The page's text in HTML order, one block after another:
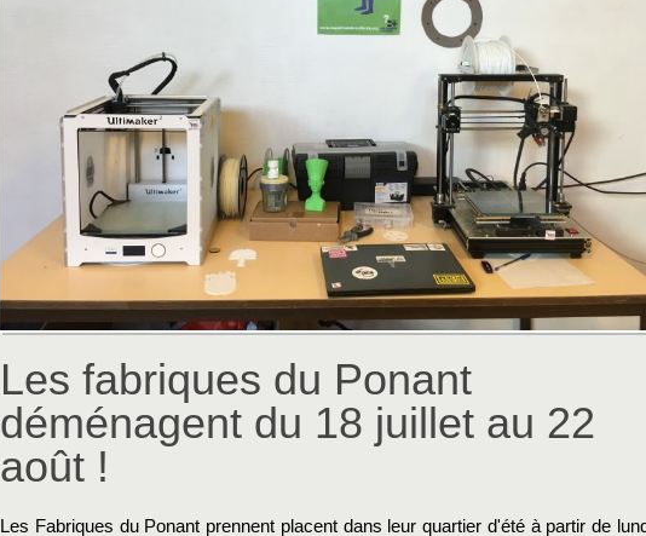
Les fabriques du Ponant
déménagent du 18 juillet au 22
août !
Les Fabriques du Ponant prennent placent dans leur quartier d'été à partir de